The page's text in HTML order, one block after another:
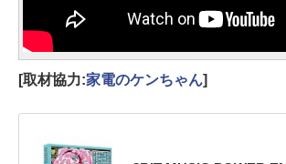
[取材協力:家電のケンちゃん]